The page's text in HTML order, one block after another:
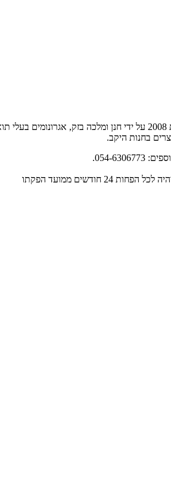
יקב בזק הוא יקב בוטיק הממוקם בישוב כרמי יוסף ומייצר ינות איכות מהכרם
בחנות היקב.